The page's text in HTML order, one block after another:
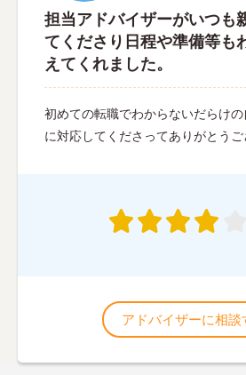
担当アドバイザーがいつも
てくださり日程や準備等も
えてくれました。
初めての転職でわからないだらけ
に対応してくださってありがとうご
アドバイザーに相談